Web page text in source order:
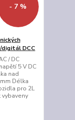
- 7 %
DCC
/ DC
5 V DC
nad
Délka
pro 2L